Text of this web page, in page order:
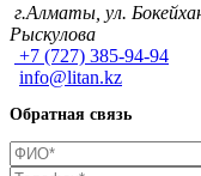
г.Алматы, ул.
Рыскулова
+7 (727) 385-94-94
info@litan.kz
Обратная связь